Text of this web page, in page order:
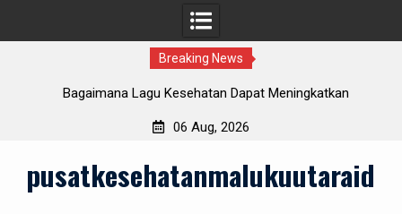
Breaking News
Bagaimana Lagu Kesehatan Dapat Meningkatkan
06 Aug, 2026
contentpusatkesehatanmalukuutaraid